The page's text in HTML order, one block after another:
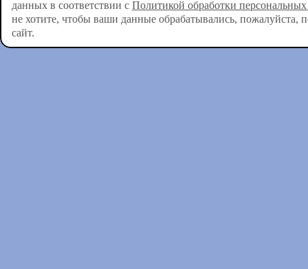
данных в соответствии с Политикой обработки
не хотите, чтобы ваши данные обрабатывались, пожалуйста,
сайт.